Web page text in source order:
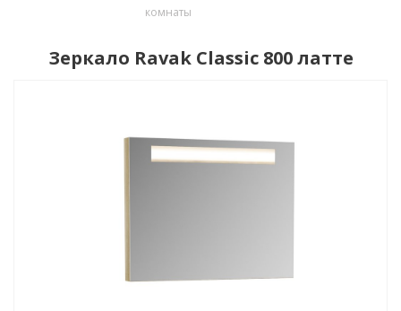
комнаты
Зеркало Ravak Classic 800 латте